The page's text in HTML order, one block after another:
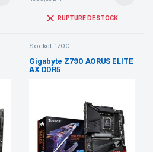
RUPTURE DE STOCK
Socket 1700
Gigabyte Z790 AORUS ELITE
AX DDR5